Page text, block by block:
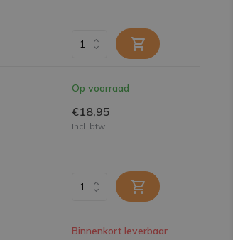
Op voorraad
€18,95
Incl. btw
Binnenkort leverbaar